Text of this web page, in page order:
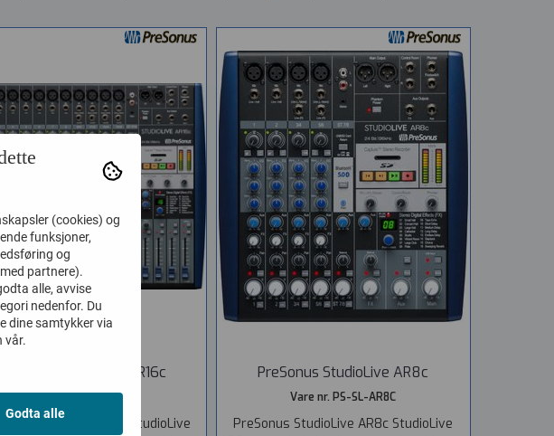
PreSonus StudioLive AR16c
Vare nr. PS-SL-AR16C
StudioLive AR16c StudioLive
PreSonus StudioLive AR8c
Vare nr. PS-SL-AR8C
PreSonus StudioLive AR8c StudioLive
(cookies) og
funksjoner,
og
partnere).
alle, avvise
nedenfor. Du
dine samtykker via
vår.
Godta alle